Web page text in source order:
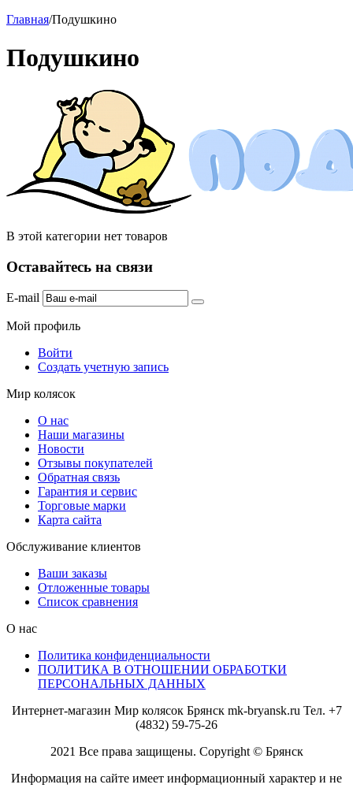
Главная/Подушкино
Подушкино
В этой категории нет товаров
Оставайтесь на связи
E-mail
Мой профиль
Войти
Создать учетную запись
Мир колясок
О нас
Наши магазины
Новости
Отзывы покупателей
Обратная связь
Гарантия и сервис
Торговые марки
Карта сайта
Обслуживание клиентов
Ваши заказы
Отложенные товары
Список сравнения
О нас
Политика конфиденциальности
ПОЛИТИКА В ОТНОШЕНИИ ОБРАБОТКИ
ПЕРСОНАЛЬНЫХ ДАННЫХ
Интернет-магазин Мир колясок Брянск mk-bryansk.ru Тел. +7
(4832) 59-75-26
2021 Все права защищены. Copyright © Брянск
Информация на сайте имеет информационный характер и не